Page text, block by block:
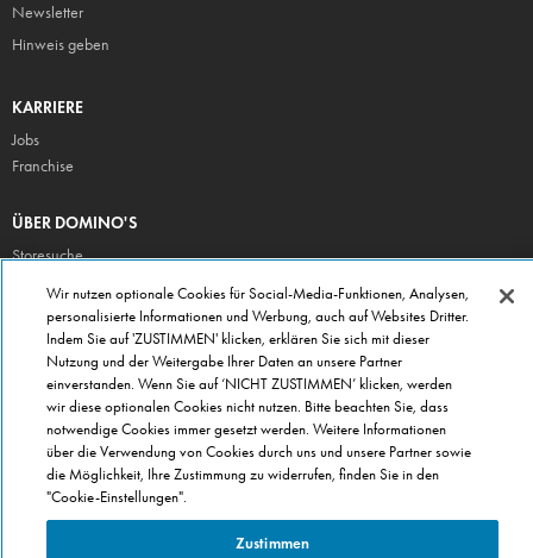
Newsletter
Hinweis geben
KARRIERE
Jobs
Franchise
ÜBER DOMINO'S
Storesuche
Presse
Domino's App
Unternehmen
Geschenkgutscheine
Cookie Einstellungen
Datenschutz
Allgemeine Geschäftsbedingungen
Wir nutzen optionale Cookies für Social-Media-Funktionen, Analysen,
personalisierte Informationen und Werbung, auch auf Websites Dritter.
Indem Sie auf 'ZUSTIMMEN' klicken, erklären Sie sich mit dieser
Nutzung und der Weitergabe Ihrer Daten an unsere Partner
einverstanden. Wenn Sie auf ‘NICHT ZUSTIMMEN’ klicken, werden
wir diese optionalen Cookies nicht nutzen. Bitte beachten Sie, dass
notwendige Cookies immer gesetzt werden. Weitere Informationen
über die Verwendung von Cookies durch uns und unsere Partner sowie
die Möglichkeit, Ihre Zustimmung zu widerrufen, finden Sie in den
"Cookie-Einstellungen".
Zustimmen